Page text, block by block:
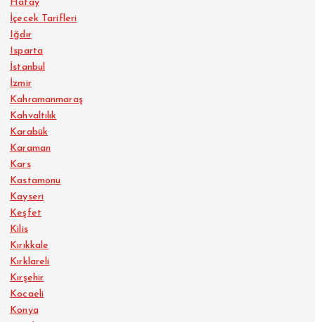
Hatay
İçecek Tarifleri
Iğdır
Isparta
İstanbul
İzmir
Kahramanmaraş
Kahvaltılık
Karabük
Karaman
Kars
Kastamonu
Kayseri
Keşfet
Kilis
Kırıkkale
Kırklareli
Kırşehir
Kocaeli
Konya